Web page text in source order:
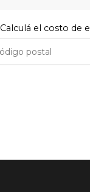
Calculá el costo de